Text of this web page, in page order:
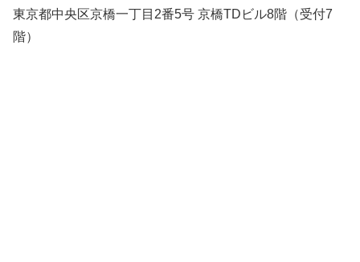
東京都中央区京橋一丁目2番5号 京橋TDビル8階（受付7
階）